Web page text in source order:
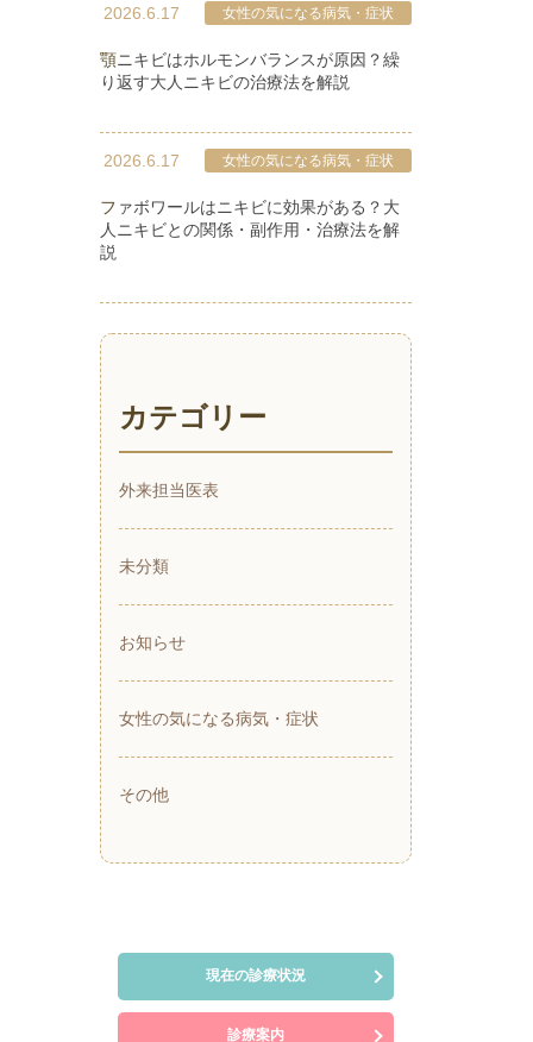
2026.6.17 女性の気になる病気・症状
顎ニキビはホルモンバランスが原因？繰
り返す大人ニキビの治療法を解説
2026.6.17 女性の気になる病気・症状
ファボワールはニキビに効果がある？大
人ニキビとの関係・副作用・治療法を解
説
カテゴリー
外来担当医表
未分類
お知らせ
女性の気になる病気・症状
その他
現在の診療状況
診療案内